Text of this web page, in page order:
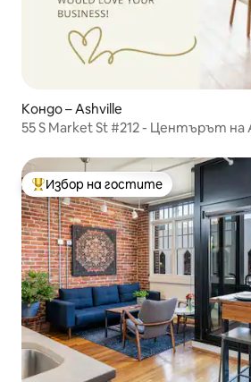
Кондо – Ashville
55 S Market St #212 - Центърът на
Най-популярен избор на гостите
Избор на гостите